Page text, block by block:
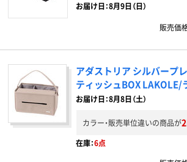
お届け日：8月9日（日）
販売価
アダストリア シルバープ
ティッシュBOX LAKOLE/
お届け日：8月8日（土）
カラー・販売単位違いの商品が2
在庫：6点